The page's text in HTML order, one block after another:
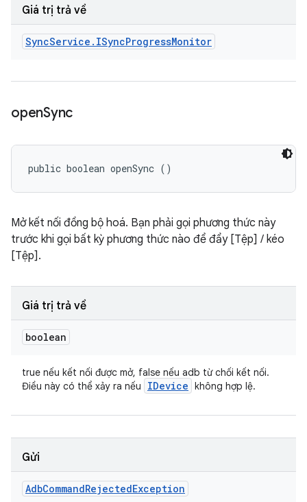
Giá trị trả về
SyncService . ISyncProgressMonitor
openSync
public boolean openSync ()
Mở kết nối đồng bộ hoá. Bạn phải gọi phương thức này
trước khi gọi bất kỳ phương thức nào để đẩy [Tệp] / kéo
[Tệp].
Giá trị trả về
boolean
true nếu kết nối được mở, false nếu adb từ chối kết nối.
Điều này có thể xảy ra nếu
IDevice không hợp lệ.
Gửi
AdbCommandRejectedException